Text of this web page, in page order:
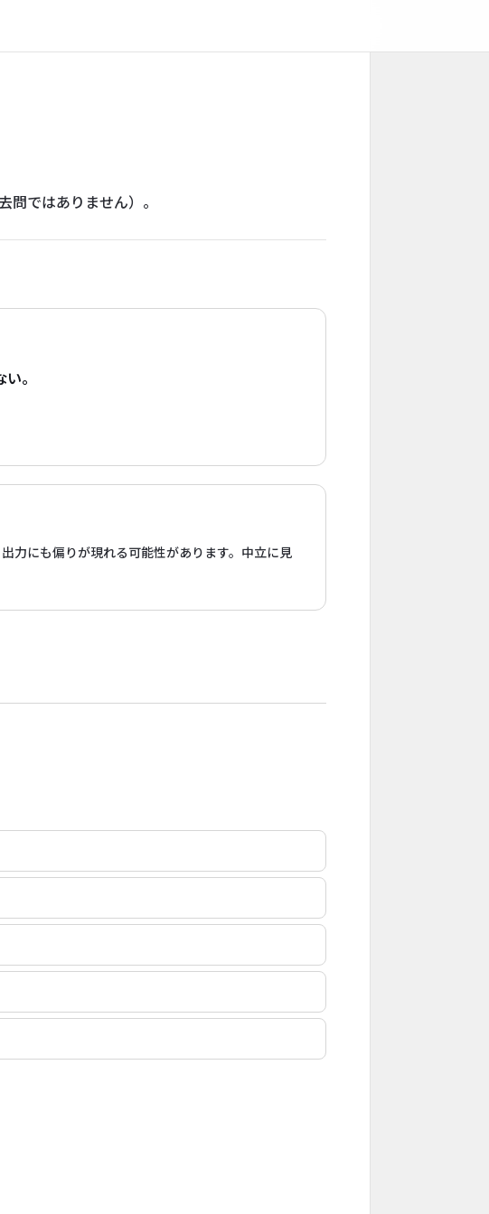
ではありません）。
。
力にも偏りが現れる可能性があります。中立に見